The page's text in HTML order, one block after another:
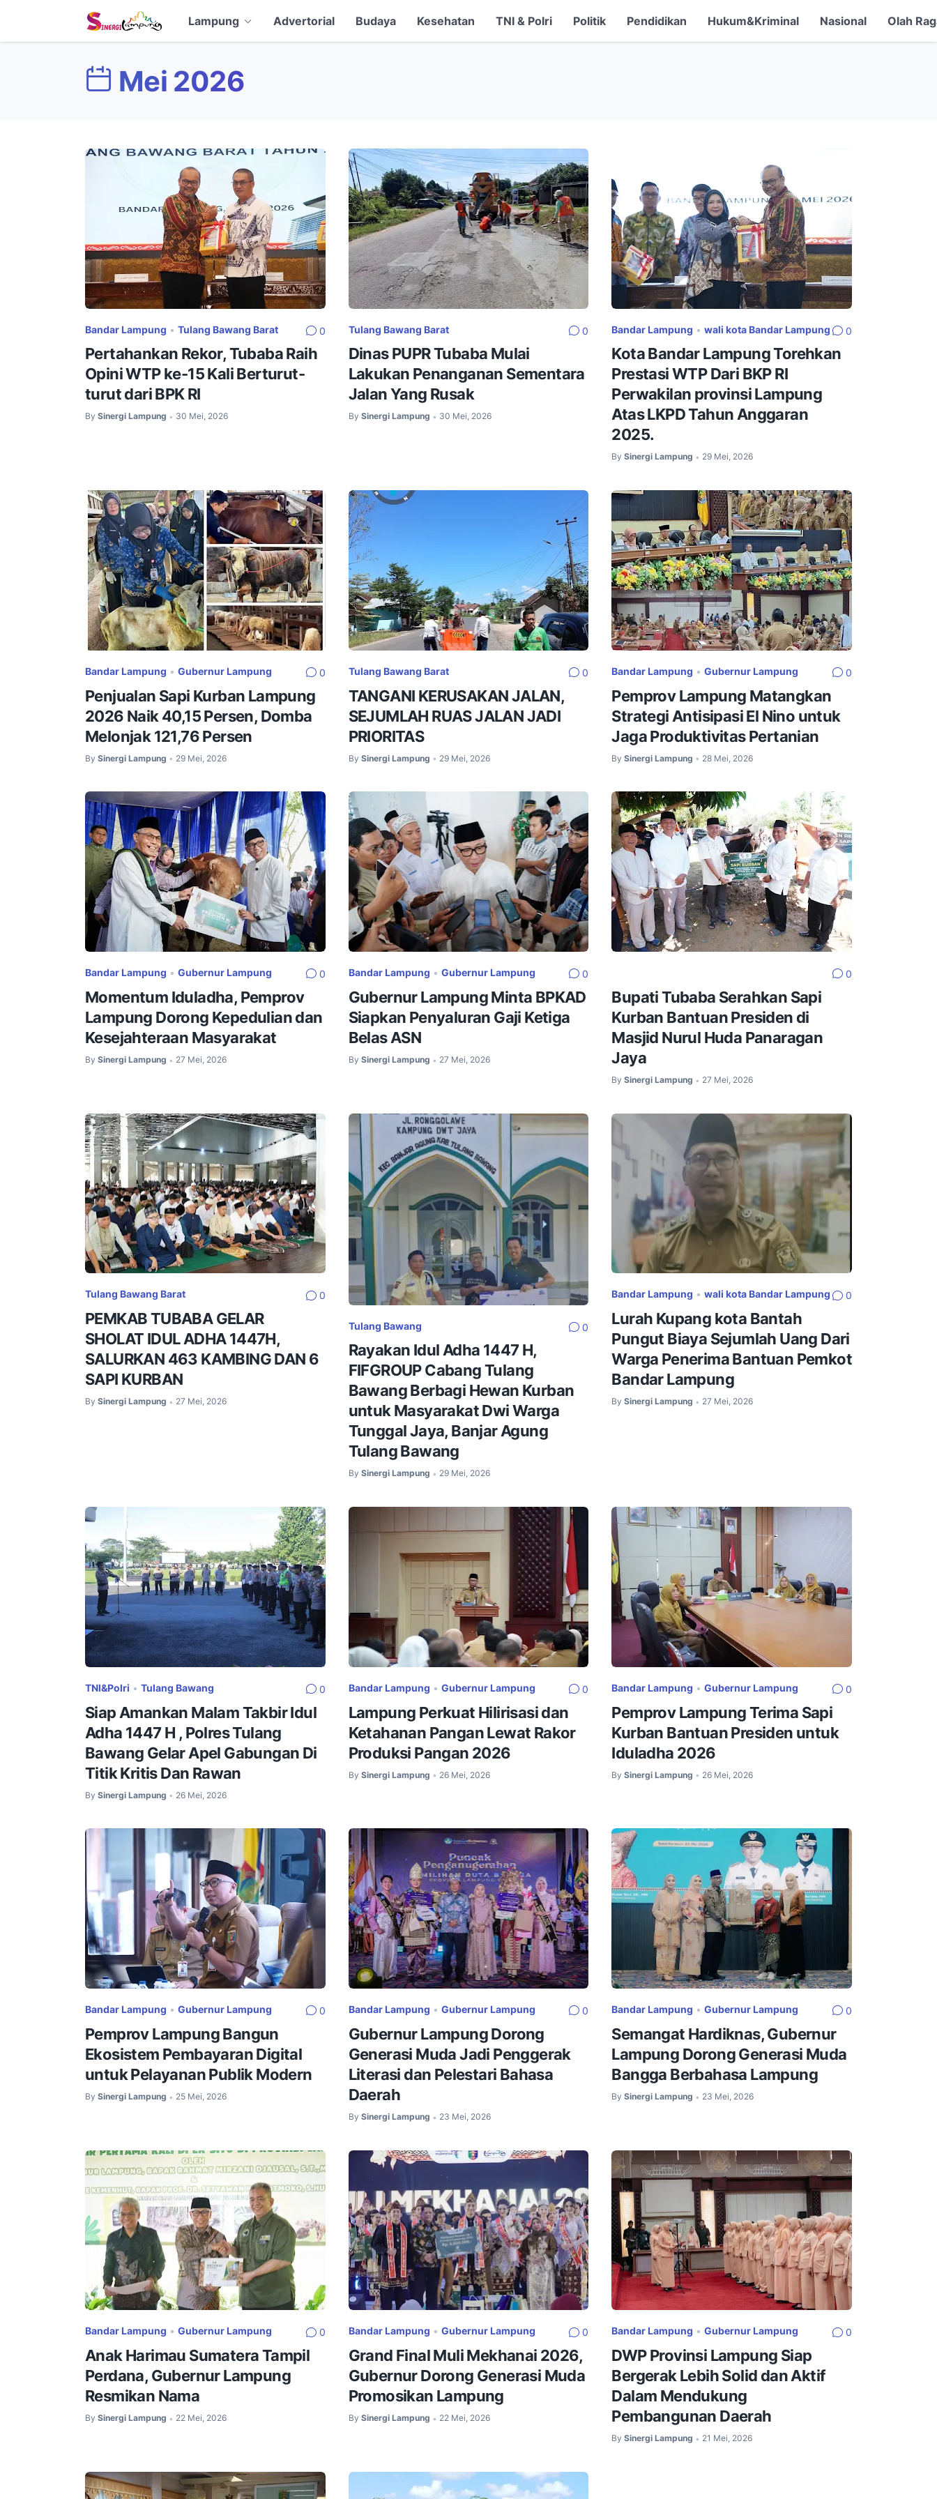
Lampung Advertorial Budaya Kesehatan TNI & Polri Politik Pendidikan Hukum&Kriminal Nasional Olah
Mei 2026
Bandar Lampung • Tulang Bawang Barat 0
Pertahankan Rekor, Tubaba Raih
Opini WTP ke-15 Kali Berturut-
turut dari BPK RI ‎
By Sinergi Lampung • 30 Mei, 2026
Tulang Bawang Barat 0
Dinas PUPR Tubaba Mulai
Lakukan Penanganan Sementara
Jalan Yang Rusak
By Sinergi Lampung • 30 Mei, 2026
Bandar Lampung •wali kota Bandar Lampung 0
Kota Bandar Lampung Torehkan
Prestasi WTP Dari BKP RI
Perwakilan provinsi Lampung
Atas LKPD Tahun Anggaran
2025.
By Sinergi Lampung • 29 Mei, 2026
Bandar Lampung • Gubernur Lampung 0
Penjualan Sapi Kurban Lampung
2026 Naik 40,15 Persen, Domba
Melonjak 121,76 Persen
By Sinergi Lampung • 29 Mei, 2026
Tulang Bawang Barat 0
TANGANI KERUSAKAN JALAN,
SEJUMLAH RUAS JALAN JADI
PRIORITAS
By Sinergi Lampung • 29 Mei, 2026
Bandar Lampung •Gubernur Lampung 0
Pemprov Lampung Matangkan
Strategi Antisipasi El Nino untuk
Jaga Produktivitas Pertanian
By Sinergi Lampung • 28 Mei, 2026
Bandar Lampung • Gubernur Lampung 0
Momentum Iduladha, Pemprov
Lampung Dorong Kepedulian dan
Kesejahteraan Masyarakat
By Sinergi Lampung • 27 Mei, 2026
Bandar Lampung • Gubernur Lampung 0
Gubernur Lampung Minta BPKAD
Siapkan Penyaluran Gaji Ketiga
Belas ASN
By Sinergi Lampung • 27 Mei, 2026
0
Bupati Tubaba Serahkan Sapi
Kurban Bantuan Presiden di
Masjid Nurul Huda Panaragan
Jaya
By Sinergi Lampung • 27 Mei, 2026
Tulang Bawang Barat 0
PEMKAB TUBABA GELAR
SHOLAT IDUL ADHA 1447H,
SALURKAN 463 KAMBING DAN 6
SAPI KURBAN
By Sinergi Lampung • 27 Mei, 2026
Tulang Bawang 0
Rayakan Idul Adha 1447 H,
FIFGROUP Cabang Tulang
Bawang Berbagi Hewan Kurban
untuk Masyarakat Dwi Warga
Tunggal Jaya, Banjar Agung
Tulang Bawang
By Sinergi Lampung • 29 Mei, 2026
Bandar Lampung •wali kota Bandar Lampung 0
Lurah Kupang kota Bantah
Pungut Biaya Sejumlah Uang Dari
Warga Penerima Bantuan Pemkot
Bandar Lampung
By Sinergi Lampung • 27 Mei, 2026
TNI&Polri • Tulang Bawang 0
Siap Amankan Malam Takbir Idul
Adha 1447 H , Polres Tulang
Bawang Gelar Apel Gabungan Di
Titik Kritis Dan Rawan
By Sinergi Lampung • 26 Mei, 2026
Bandar Lampung • Gubernur Lampung 0
Lampung Perkuat Hilirisasi dan
Ketahanan Pangan Lewat Rakor
Produksi Pangan 2026
By Sinergi Lampung • 26 Mei, 2026
Bandar Lampung •Gubernur Lampung 0
Pemprov Lampung Terima Sapi
Kurban Bantuan Presiden untuk
Iduladha 2026
By Sinergi Lampung • 26 Mei, 2026
Bandar Lampung • Gubernur Lampung 0
Pemprov Lampung Bangun
Ekosistem Pembayaran Digital
untuk Pelayanan Publik Modern
By Sinergi Lampung • 25 Mei, 2026
Bandar Lampung • Gubernur Lampung 0
Gubernur Lampung Dorong
Generasi Muda Jadi Penggerak
Literasi dan Pelestari Bahasa
Daerah
By Sinergi Lampung • 23 Mei, 2026
Bandar Lampung •Gubernur Lampung 0
Semangat Hardiknas, Gubernur
Lampung Dorong Generasi Muda
Bangga Berbahasa Lampung
By Sinergi Lampung • 23 Mei, 2026
Bandar Lampung • Gubernur Lampung 0
Anak Harimau Sumatera Tampil
Perdana, Gubernur Lampung
Resmikan Nama
By Sinergi Lampung • 22 Mei, 2026
Bandar Lampung • Gubernur Lampung 0
Grand Final Muli Mekhanai 2026,
Gubernur Dorong Generasi Muda
Promosikan Lampung
By Sinergi Lampung • 22 Mei, 2026
Bandar Lampung •Gubernur Lampung 0
DWP Provinsi Lampung Siap
Bergerak Lebih Solid dan Aktif
Dalam Mendukung
Pembangunan Daerah
By Sinergi Lampung • 21 Mei, 2026